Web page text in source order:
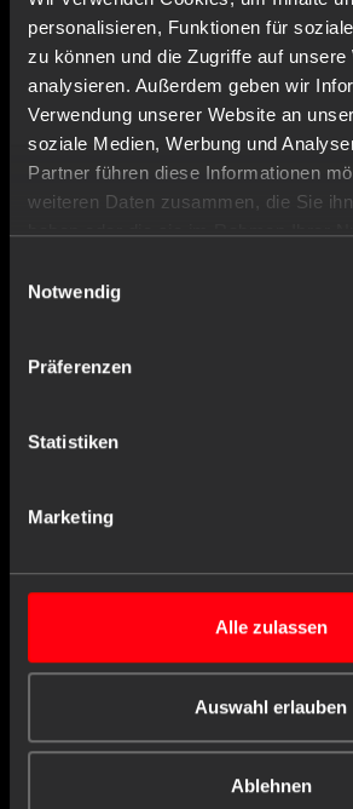
personalisieren, Funktionen für
zu können und die Zugriffe auf unsere
analysieren. Außerdem geben wir
Verwendung unserer Website an
soziale Medien, Werbung und
Partner führen diese Informationen
weiteren Daten zusammen, die Sie
haben oder die sie im Rahmen Ihrer
Notwendig
Präferenzen
Statistiken
Marketing
Alle zulassen
Auswahl erlauben
Ablehnen
Long nitrile gloves, blue,